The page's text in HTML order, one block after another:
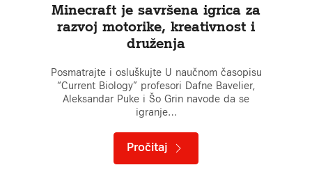
Minecraft je savršena igrica za
razvoj motorike, kreativnost i
druženja
Posmatrajte i osluškujte U naučnom časopisu
“Current Biology” profesori Dafne Bavelier,
Aleksandar Puke i Šo Grin navode da se
igranje…
Pročitaj